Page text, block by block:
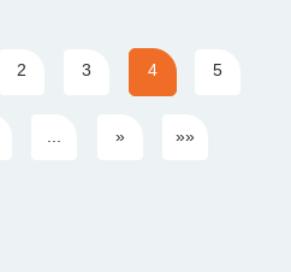
2 3 4 5
» »»